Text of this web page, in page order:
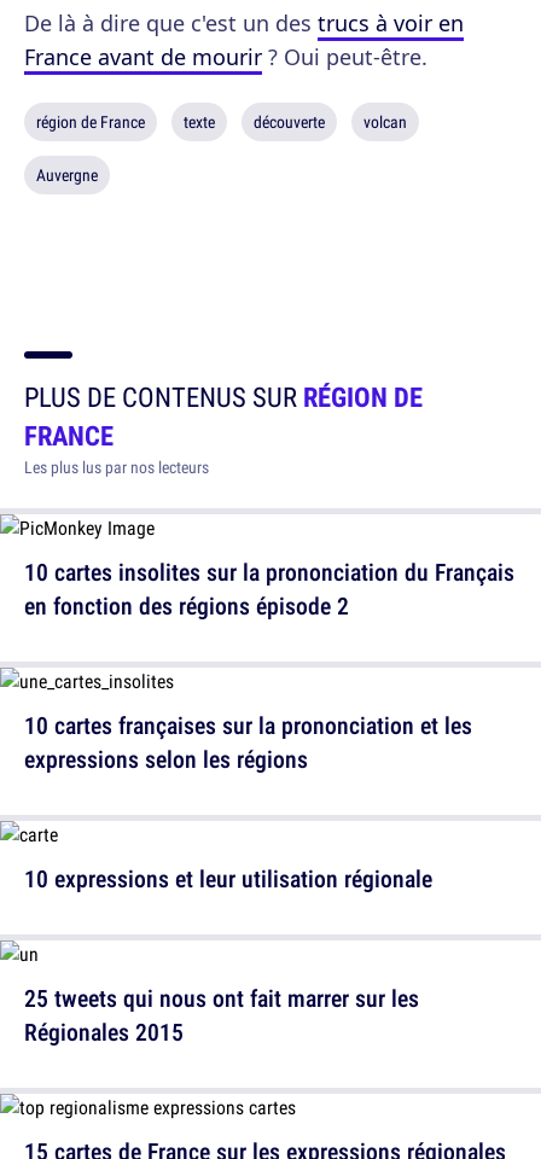
De là à dire que c'est un des trucs à voir en
France avant de mourir ? Oui peut-être.
région de France texte découverte volcan
Auvergne
PLUS DE CONTENUS SURRÉGION DE
FRANCE
Les plus lus par nos lecteurs
10 cartes insolites sur la prononciation du Français
en fonction des régions épisode 2
10 expressions et leur utilisation régionale
15 cartes de France sur les expressions régionales
10 cartes françaises sur la prononciation et les
expressions selon les régions
25 tweets qui nous ont fait marrer sur les
Régionales 2015